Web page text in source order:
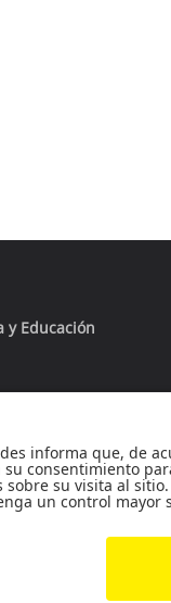
y Educación
Reconocimiento
Cra 1 Nº 18A- 12